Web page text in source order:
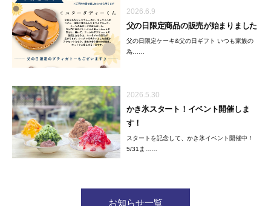
2026.6.9
父の日限定商品の販売が始まりました
父の日限定ケーキ&父の日ギフト いつも家族の
為……
2026.5.30
かき氷スタート！イベント開催しま
す！
スタートを記念して、かき氷イベント開催中！
5/31ま……
お知らせ一覧